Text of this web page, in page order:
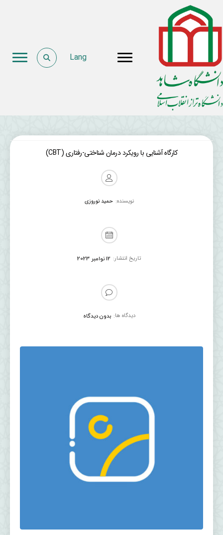
Lang
کارگاه آشنایی با رویکرد درمان شناختی-رفتاری (CBT)
نویسنده: حمید نوروزی
تاریخ انتشار: 12 نوامبر 2023
دیدگاه ها: بدون دیدگاه